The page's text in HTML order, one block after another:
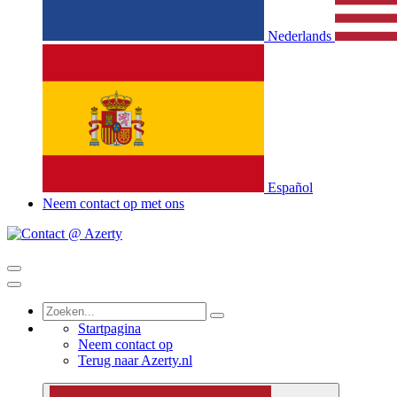
Nederlands
Español
Neem contact op met ons
Startpagina
Neem contact op
Terug naar Azerty.nl